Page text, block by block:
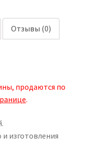
Отзывы (0)
продаются по
.
и изготовления